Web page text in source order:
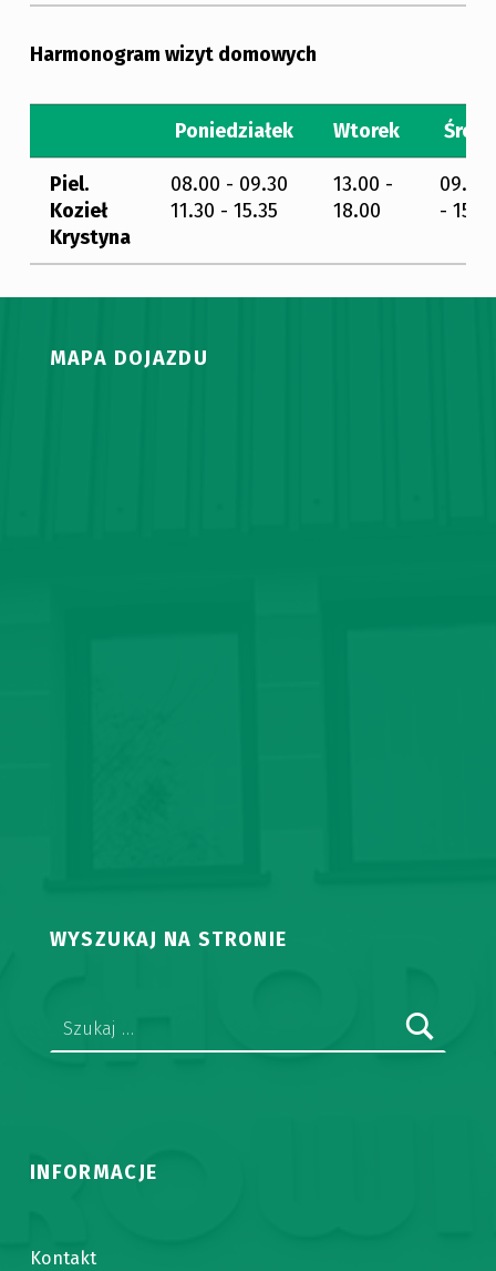
Harmonogram wizyt domowych
Poniedziałek Wtorek Środa
Piel.
Kozieł
Krystyna
08.00 - 09.30
11.30 - 15.35
13.00 -
18.00
09.00
- 15.35
Skip back to main navigation
MAPA DOJAZDU
WYSZUKAJ NA STRONIE
INFORMACJE
Kontakt